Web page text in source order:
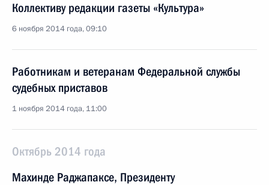
Коллективу редакции газеты «Культура»
6 ноября 2014 года, 09:10
Работникам и ветеранам Федеральной службы
судебных приставов
1 ноября 2014 года, 11:00
Октябрь 2014 года
Махинде Раджапаксе, Президенту